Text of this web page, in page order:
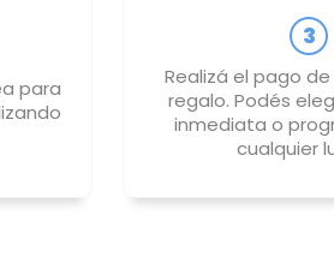
para
3
Realizá el pago
regalo. Podés
inmediata o
cualquier